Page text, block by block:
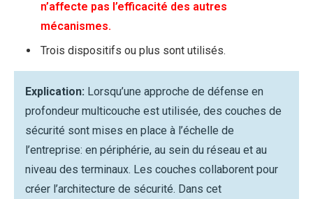
n’affecte pas l’efficacité des autres
mécanismes.
Trois dispositifs ou plus sont utilisés.
Explication: Lorsqu’une approche de défense en
profondeur multicouche est utilisée, des couches de
sécurité sont mises en place à l’échelle de
l’entreprise: en périphérie, au sein du réseau et au
niveau des terminaux. Les couches collaborent pour
créer l’architecture de sécurité. Dans cet